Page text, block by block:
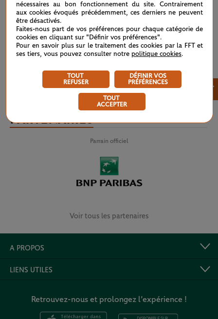
PARTENAIRES
Parrain officiel
Voir tous les partenaires
A PROPOS
LIENS UTILES
Retrouvez-nous et prolongez l’expérience !
nécessaires au bon fonctionnement du site. Contrairement
aux cookies évoqués précédemment, ces derniers ne peuvent
être désactivés.
Faites-nous part de vos préférences pour chaque catégorie de
cookies en cliquant sur "Définir vos préférences".
Pour en savoir plus sur le traitement des cookies par la FFT et
ses tiers, vous pouvez consulter notre politique cookies.
TOUT
REFUSER
DÉFINIR VOS
PRÉFÉRENCES
TOUT
ACCEPTER